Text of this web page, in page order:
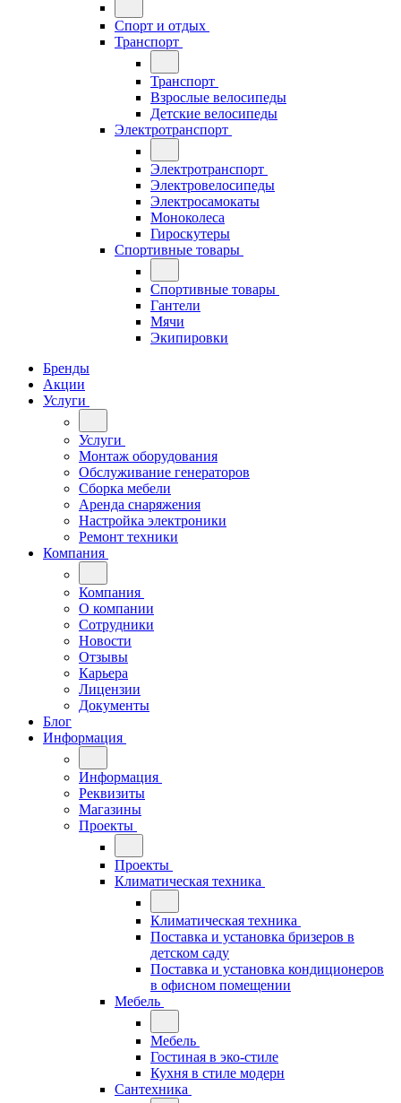
Спорт и отдых
Транспорт
Транспорт
Взрослые велосипеды
Детские велосипеды
Электротранспорт
Электротранспорт
Электровелосипеды
Электросамокаты
Моноколеса
Гироскутеры
Спортивные товары
Спортивные товары
Гантели
Мячи
Экипировки
Бренды
Акции
Услуги
Услуги
Монтаж оборудования
Обслуживание генераторов
Сборка мебели
Аренда снаряжения
Настройка электроники
Ремонт техники
Компания
Компания
О компании
Сотрудники
Новости
Отзывы
Карьера
Лицензии
Документы
Блог
Информация
Информация
Реквизиты
Магазины
Проекты
Проекты
Климатическая техника
Климатическая техника
Поставка и установка бризеров в
детском саду
Поставка и установка кондиционеров
в офисном помещении
Мебель
Мебель
Гостиная в эко-стиле
Кухня в стиле модерн
Сантехника